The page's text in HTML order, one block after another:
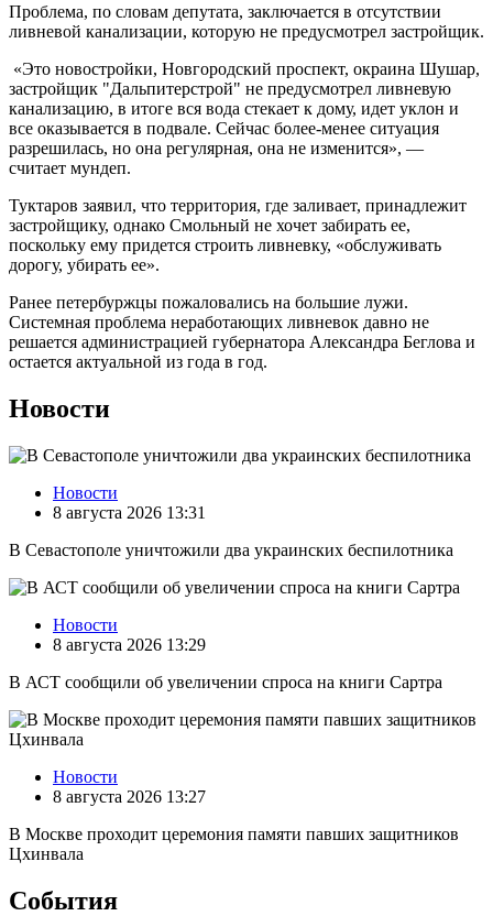
Проблема, по словам депутата, заключается в отсутствии
ливневой канализации, которую не предусмотрел застройщик.
«Это новостройки, Новгородский проспект, окраина Шушар,
застройщик "Дальпитерстрой" не предусмотрел ливневую
канализацию, в итоге вся вода стекает к дому, идет уклон и
все оказывается в подвале. Сейчас более-менее ситуация
разрешилась, но она регулярная, она не изменится», —
считает мундеп.
Туктаров заявил, что территория, где заливает, принадлежит
застройщику, однако Смольный не хочет забирать ее,
поскольку ему придется строить ливневку, «обслуживать
дорогу, убирать ее».
Ранее петербуржцы пожаловались на большие лужи.
Системная проблема неработающих ливневок давно не
решается администрацией губернатора Александра Беглова и
остается актуальной из года в год.
Новости
Новости
8 августа 2026 13:31
В Севастополе уничтожили два украинских беспилотника
Новости
8 августа 2026 13:29
В АСТ сообщили об увеличении спроса на книги Сартра
Новости
8 августа 2026 13:27
В Москве проходит церемония памяти павших защитников
Цхинвала
События